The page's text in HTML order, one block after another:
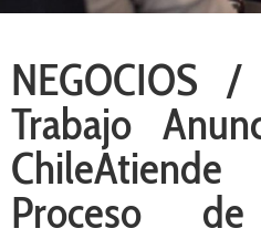
NEGOCIOS
Trabajo
Proceso de